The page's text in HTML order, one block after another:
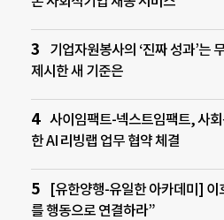
기업자원봉사의 ‘진짜 성과’는
제시한 새 기준은
사이임팩트-넥스트임팩트, 사회
한 AI 리빙랩 업무 협약 체결
[유한양행-유일한 아카데미] 이
를 행동으로 연결하라”